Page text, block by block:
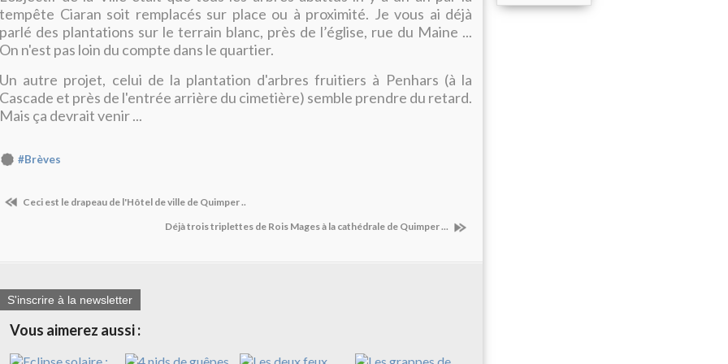
tempête Ciaran soit remplacés sur place ou à proximité. Je vous ai déjà
parlé des plantations sur le terrain blanc, près de l’église, rue du Maine ...
On n'est pas loin du compte dans le quartier.
Un autre projet, celui de la plantation d'arbres fruitiers à Penhars (à la
Cascade et près de l'entrée arrière du cimetière) semble prendre du retard.
Mais ça devrait venir ...
#Brèves
Ceci est le drapeau de l'Hôtel de ville de Quimper ..
Déjà trois triplettes de Rois Mages à la cathédrale de Quimper ...
S'inscrire à la newsletter
Vous aimerez aussi :